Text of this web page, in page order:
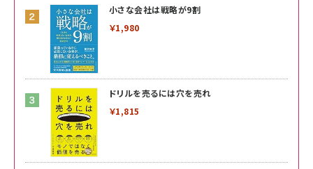
小さな会社は戦略が9割
￥1,980
ドリルを売るには穴を売れ
￥1,815